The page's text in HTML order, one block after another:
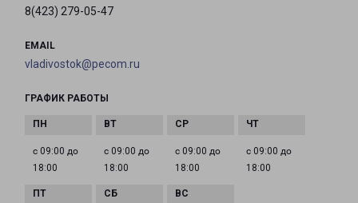
8(423) 279-05-47
EMAIL
vladivostok@pecom.ru
ГРАФИК РАБОТЫ
с 09:00 до
18:00
с 09:00 до
18:00
с 09:00 до
18:00
с 09:00 до
18:00